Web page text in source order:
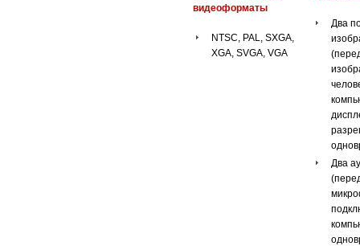
видеоформаты
NTSC, PAL, SXGA,
XGA, SVGA, VGA
Два
Два